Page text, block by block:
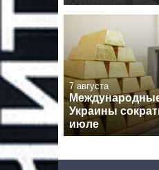
7 августа
Украины
июле